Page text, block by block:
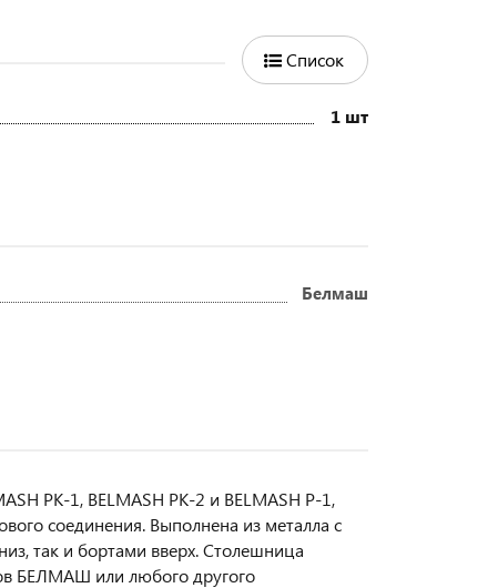
Список
1 шт
Белмаш
PK-1, BELMASH PK-2 и BELMASH P-1,
соединения. Выполнена из металла с
так и бортами вверх. Столешница
БЕЛМАШ или любого другого